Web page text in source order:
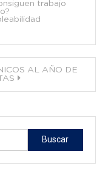
trabajo
AL AÑO DE
Buscar: